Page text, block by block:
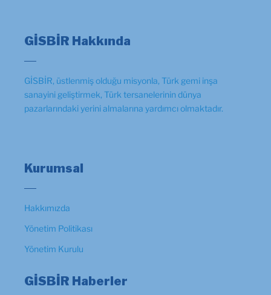
GİSBİR Hakkında
GİSBİR, üstlenmiş olduğu misyonla, Türk gemi inşa
sanayini geliştirmek, Türk tersanelerinin dünya
pazarlarındaki yerini almalarına yardımcı olmaktadır.
Kurumsal
Hakkımızda
Yönetim Politikası
Yönetim Kurulu
GİSBİR Haberler